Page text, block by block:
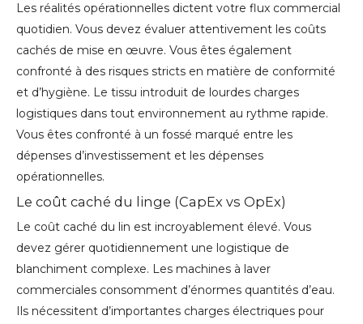
Les réalités opérationnelles dictent votre flux commercial
quotidien. Vous devez évaluer attentivement les coûts
cachés de mise en œuvre. Vous êtes également
confronté à des risques stricts en matière de conformité
et d’hygiène. Le tissu introduit de lourdes charges
logistiques dans tout environnement au rythme rapide.
Vous êtes confronté à un fossé marqué entre les
dépenses d’investissement et les dépenses
opérationnelles.
Le coût caché du linge (CapEx vs OpEx)
Le coût caché du lin est incroyablement élevé. Vous
devez gérer quotidiennement une logistique de
blanchiment complexe. Les machines à laver
commerciales consomment d’énormes quantités d’eau.
Ils nécessitent d’importantes charges électriques pour